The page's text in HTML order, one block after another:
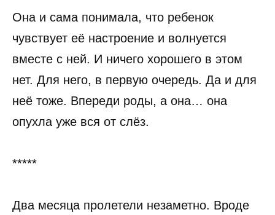
Она и сама понимала, что ребенок
чувствует её настроение и волнуется
вместе с ней. И ничего хорошего в этом
нет. Для него, в первую очередь. Да и для
неё тоже. Впереди роды, а она… она
опухла уже вся от слёз.
*****
Два месяца пролетели незаметно. Вроде